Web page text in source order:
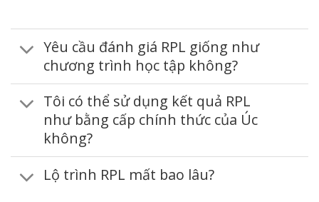
Yêu cầu đánh giá RPL giống như
chương trình học tập không?
Tôi có thể sử dụng kết quả RPL
như bằng cấp chính thức của Úc
không?
Lộ trình RPL mất bao lâu?